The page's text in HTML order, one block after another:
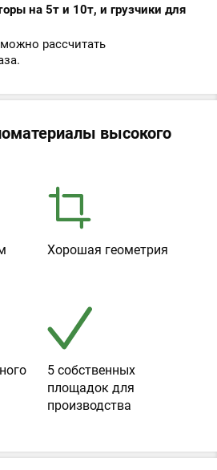
на 5т и 10т, и грузчики для
рассчитать
высокого
Хорошая геометрия
5 собственных
площадок для
производства